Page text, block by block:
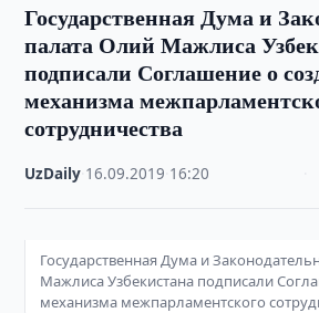
Государственная Дума и
палата Олий Мажлиса
подписали Соглашение о
механизма
сотрудничества
UzDaily 16.09.2019 16:20
Государственная Дума и
Мажлиса Узбекистана подписали
механизма межпарламентского